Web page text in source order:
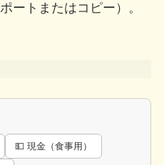
ートまたはコピー）。
💵 現金（食事用）